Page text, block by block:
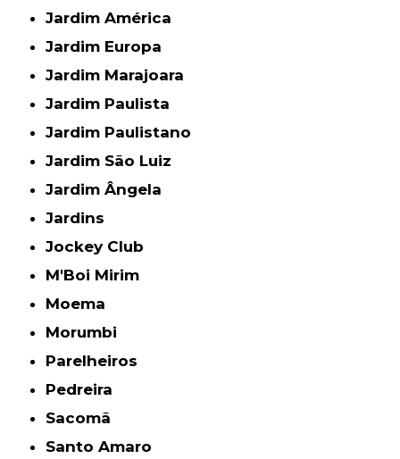
Jardim América
Jardim Europa
Jardim Marajoara
Jardim Paulista
Jardim Paulistano
Jardim São Luiz
Jardim Ângela
Jardins
Jockey Club
M'Boi Mirim
Moema
Morumbi
Parelheiros
Pedreira
Sacomã
Santo Amaro